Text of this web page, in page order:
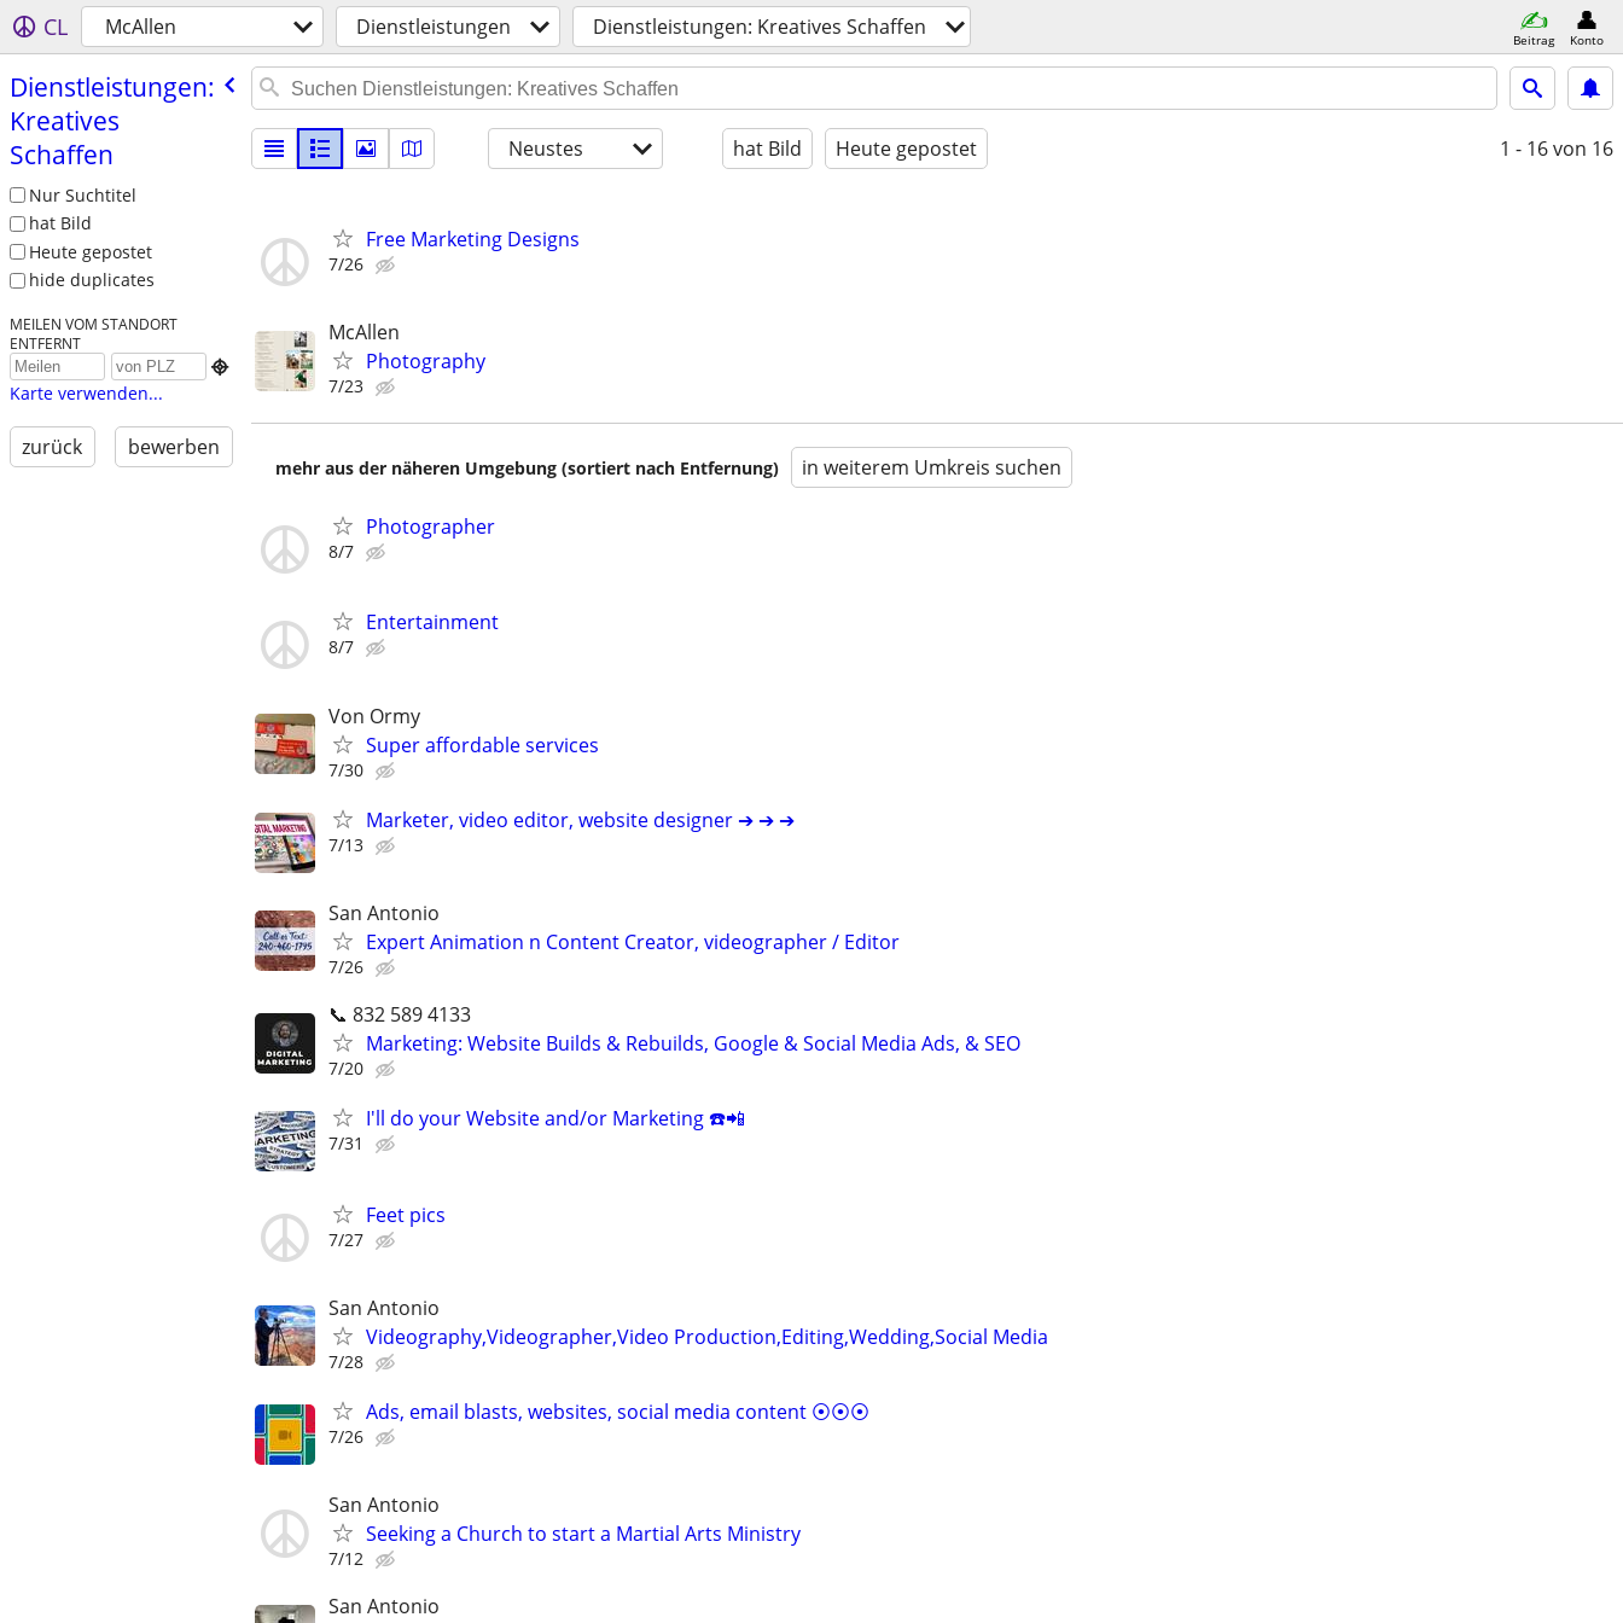
CL McAllen Dienstleistungen Dienstleistungen: Kreatives Schaffen Beitrag Konto
Dienstleistungen:
Kreatives
Schaffen
Nur Suchtitel
hat Bild
Heute gepostet
hide duplicates
MEILEN VOM STANDORT
ENTFERNT

Karte verwenden...
zurück bewerben
Neustes hat Bild Heute gepostet 1 - 16von 16
Free Marketing Designs
7/26
McAllen
Photography
7/23
mehr aus der näheren Umgebung (sortiert nach Entfernung) in weiterem Umkreis suchen
Photographer
8/7
Entertainment
8/7
Von Ormy
Super affordable services
7/30
Marketer, video editor, website designer ➔ ➔ ➔
7/13
San Antonio
Expert Animation n Content Creator, videographer / Editor
7/26
📞 832 589 4133
Marketing: Website Builds & Rebuilds, Google & Social Media Ads, & SEO
7/20
I'll do your Website and/or Marketing ☎️📲
7/31
Feet pics
7/27
San Antonio
Videography,Videographer,Video Production,Editing,Wedding,Social Media
7/28
Ads, email blasts, websites, social media content ⦿⦿⦿
7/26
San Antonio
Seeking a Church to start a Martial Arts Ministry
7/12
San Antonio